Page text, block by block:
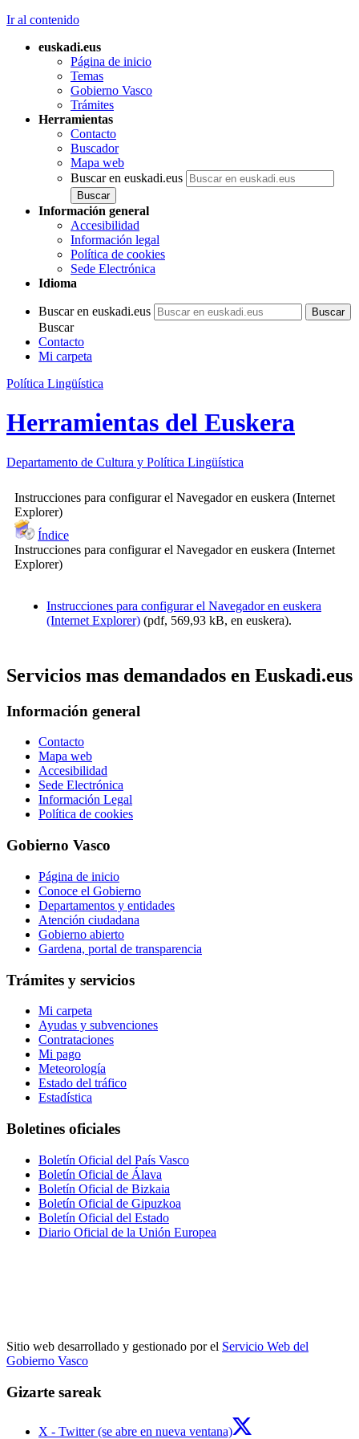
Ir al contenido
euskadi.eus
Página de inicio
Temas
Gobierno Vasco
Trámites
Herramientas
Contacto
Buscador
Mapa web
Buscar en euskadi.eus
Información general
Accesibilidad
Información legal
Política de cookies
Sede Electrónica
Idioma
Buscar en euskadi.eus
Buscar
Contacto
Mi carpeta
Política Lingüística
Herramientas del Euskera
Departamento de Cultura y Política Lingüística
Instrucciones para configurar el Navegador en euskera (Internet
Explorer)
Índice
Instrucciones para configurar el Navegador en euskera (Internet
Explorer)
Instrucciones para configurar el Navegador en euskera
(Internet Explorer) (pdf, 569,93 kB, en euskera).
Servicios mas demandados en Euskadi.eus
Información general
Contacto
Mapa web
Accesibilidad
Sede Electrónica
Información Legal
Política de cookies
Gobierno Vasco
Página de inicio
Conoce el Gobierno
Departamentos y entidades
Atención ciudadana
Gobierno abierto
Gardena, portal de transparencia
Trámites y servicios
Mi carpeta
Ayudas y subvenciones
Contrataciones
Mi pago
Meteorología
Estado del tráfico
Estadística
Boletines oficiales
Boletín Oficial del País Vasco
Boletín Oficial de Álava
Boletín Oficial de Bizkaia
Boletín Oficial de Gipuzkoa
Boletín Oficial del Estado
Diario Oficial de la Unión Europea
Sitio web desarrollado y gestionado por el Servicio Web del
Gobierno Vasco
Gizarte sareak
X - Twitter (se abre en nueva ventana)